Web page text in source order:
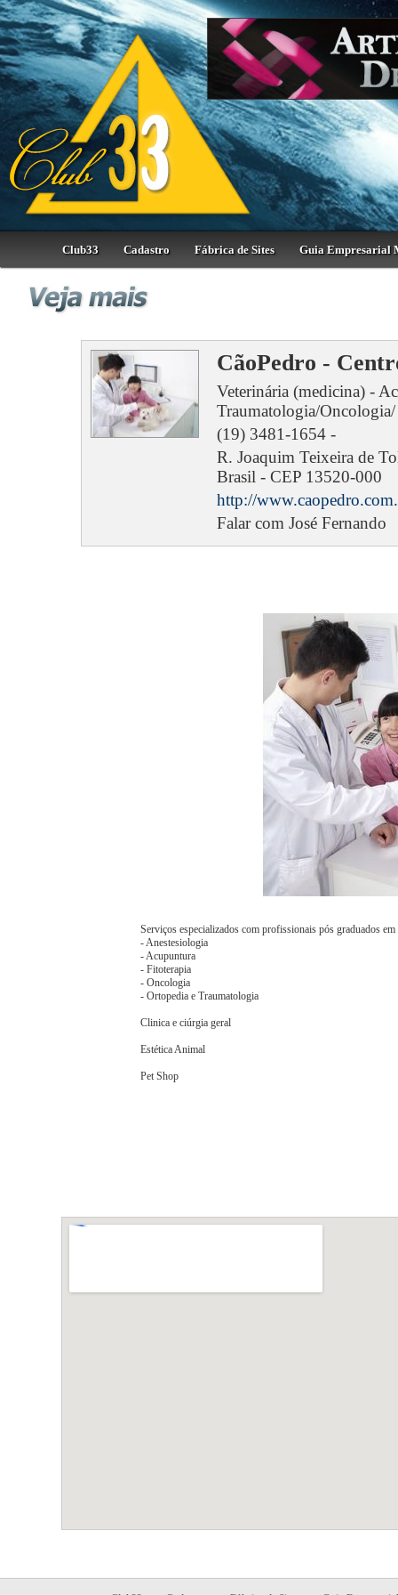
Club33 Cadastro Fábrica de Sites Guia Empresarial
CãoPedro -
Veterinária (medicina) -
Traumatologia/Oncologia/
(19) 3481-1654 -
R. Joaquim Teixeira de
Brasil - CEP 13520-000
http://
Falar com José Fernando
Serviços especializados com profissionais pós graduados em
- Anestesiologia
- Acupuntura
- Fitoterapia
- Oncologia
- Ortopedia e Traumatologia
Clinica e ciúrgia geral
Estética Animal
Pet Shop